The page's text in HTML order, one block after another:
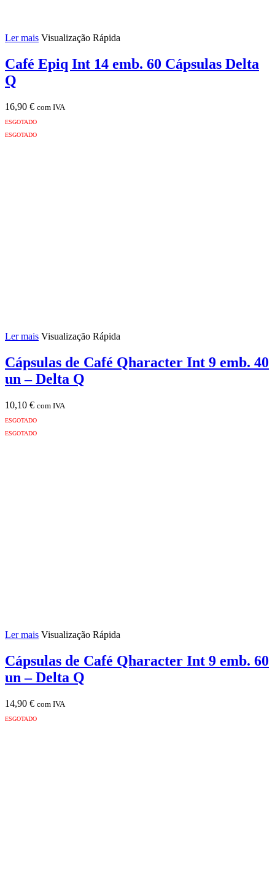
Ler mais Visualização Rápida
Café Epiq Int 14 emb. 60 Cápsulas Delta
Q
16,90 € com IVA
ESGOTADO
ESGOTADO
Ler mais Visualização Rápida
Cápsulas de Café Qharacter Int 9 emb. 40
un – Delta Q
10,10 € com IVA
ESGOTADO
ESGOTADO
Ler mais Visualização Rápida
Cápsulas de Café Qharacter Int 9 emb. 60
un – Delta Q
14,90 € com IVA
ESGOTADO